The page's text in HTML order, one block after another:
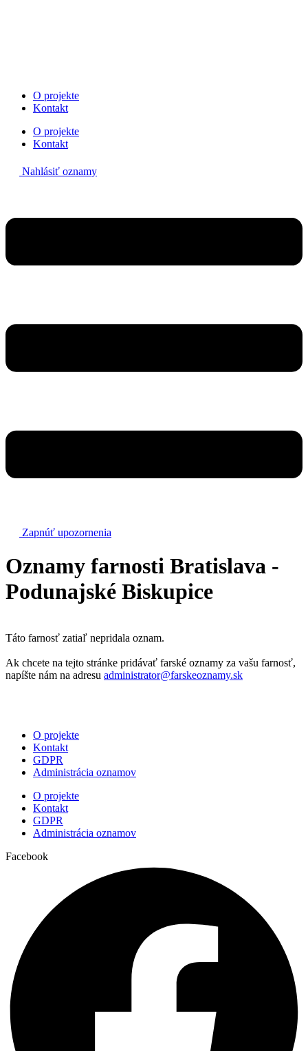
O projekte
Kontakt
O projekte
Kontakt
Nahlásiť oznamy
Zapnúť upozornenia
Oznamy farnosti Bratislava -
Podunajské Biskupice
Táto farnosť zatiaľ nepridala oznam.
Ak chcete na tejto stránke pridávať farské oznamy za vašu farnosť,
napíšte nám na adresu administrator@farskeoznamy.sk
O projekte
Kontakt
GDPR
Administrácia oznamov
O projekte
Kontakt
GDPR
Administrácia oznamov
Facebook